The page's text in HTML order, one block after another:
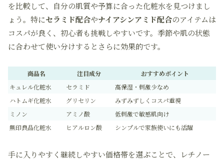
を比較して、自分の肌質や予算に合った化粧水を見つけまし
ょう。特にセラミド配合やナイアシンアミド配合のアイテムは
コスパが良く、初心者も挑戦しやすいです。季節や肌の状態
に合わせて使い分けするとさらに効果的です。
商品名 注目成分
おすすめポイント
キュレル化粧水
セラミド
高保湿・刺激少なめ
ハトムギ化粧水
グリセリン
みずみずしくコスパ重視
ミノン
アミノ酸
低刺激で敏感肌向け
無印良品化粧水
ヒアルロン酸 シンプルで家族使いにも活躍
手に入りやすく継続しやすい価格帯を選ぶことで、レチノー